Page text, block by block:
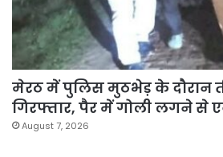
मेरठ में पुलिस मुठभेड़ के दौरान
गिरफ्तार, पैर में गोली लगने से
August 7, 2026